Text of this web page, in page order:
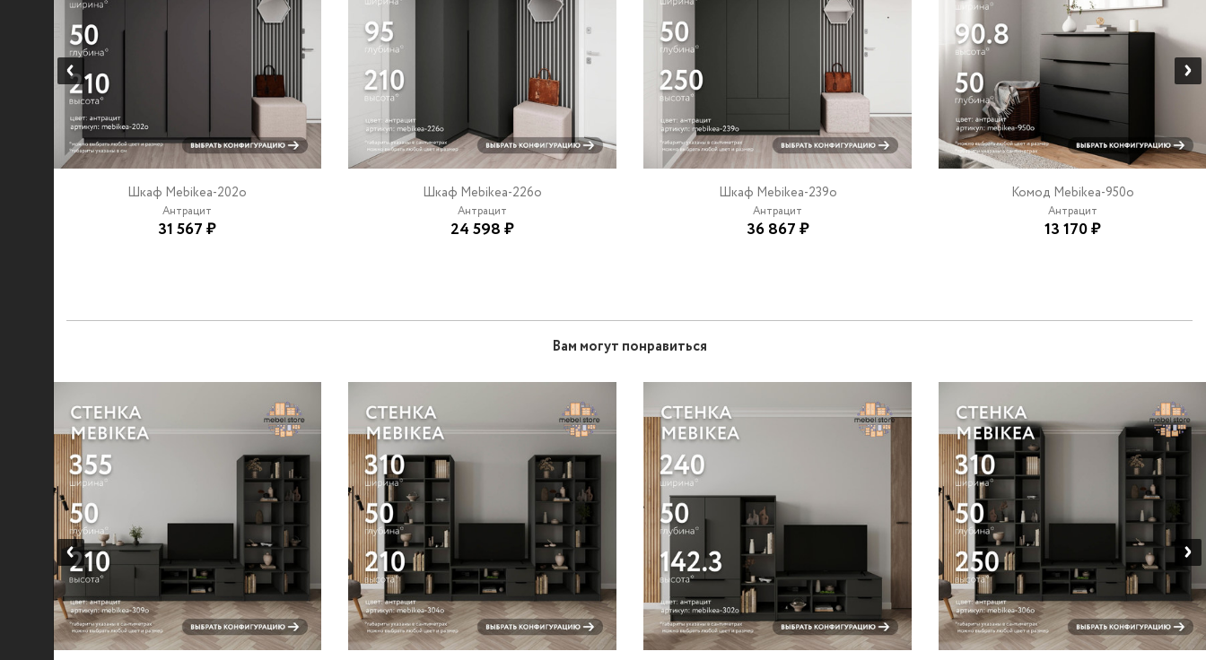
Шкаф Mebikea-202o
Антрацит
31 567 ₽
Шкаф Mebikea-226o
Антрацит
24 598 ₽
Шкаф Mebikea-239o
Антрацит
36 867 ₽
Комод Mebikea-950o
Антрацит
13 170 ₽
Вам могут понравиться